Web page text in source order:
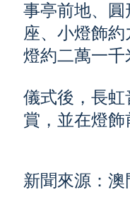
事亭前地、
座、小燈飾
燈約二萬一
儀式後，長
賞，並在燈飾
新聞來源：澳